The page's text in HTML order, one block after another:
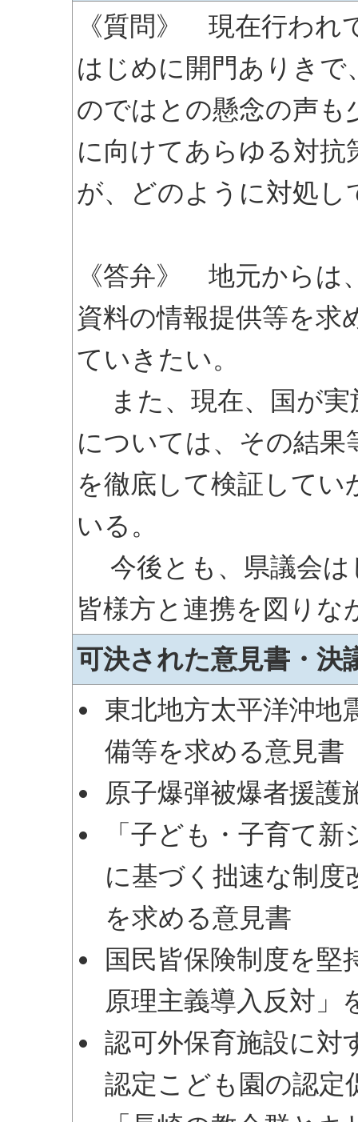
《質問》 現在行われ
はじめに開門ありきで
のではとの懸念の声も
に向けてあらゆる対
が、どのように対処し
《答弁》 地元からは
資料の情報提供等を求
ていきたい。
また、現在、国が実
については、その結果
を徹底して検証して
いる。
今後とも、県議会は
皆様方と連携を図り
可決された意見書・決
東北地方太平洋沖地
備等を求める意見書
原子爆弾被爆者援護
「子ども・子育て
に基づく拙速な制度
を求める意見書
国民皆保険制度を
原理主義導入反対」
認可外保育施設に対
認定こども園の認定